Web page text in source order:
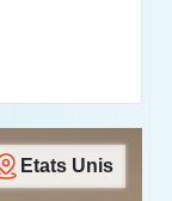
Etats Unis